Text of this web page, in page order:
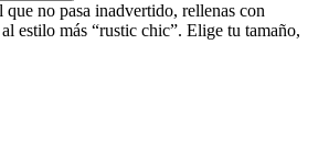
no pasa inadvertido, rellenas con
estilo más “rustic chic”. Elige tu tamaño,